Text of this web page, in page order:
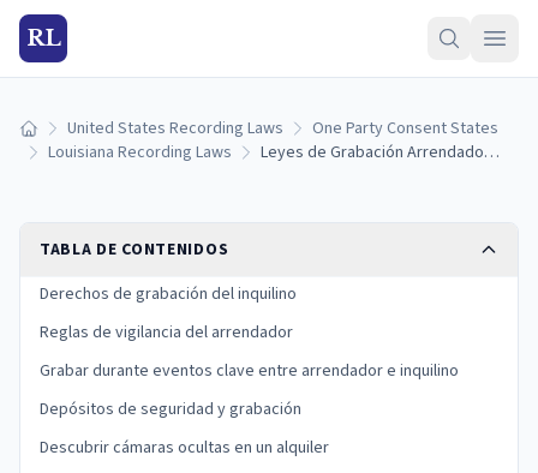
RL
Inicio United States Recording Laws
One Party Consent States
Louisiana Recording Laws
Leyes de Grabación Arrendador-Inquilino de Luisiana: Derechos y Restricciones
TABLA DE CONTENIDOS
Derechos de grabación del inquilino
Reglas de vigilancia del arrendador
Grabar durante eventos clave entre arrendador e inquilino
Depósitos de seguridad y grabación
Descubrir cámaras ocultas en un alquiler